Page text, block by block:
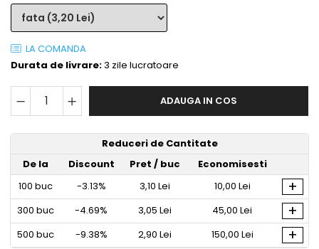
LA COMANDA
Durata de livrare:3 zile lucratoare
ADAUGA IN COS
Reduceri de Cantitate
De la
Discount Pret / buc
Economisesti
100 buc -3.13% 3,10 Lei 10,00 Lei +
300 buc -4.69% 3,05 Lei 45,00 Lei +
500 buc -9.38% 2,90 Lei 150,00 Lei +